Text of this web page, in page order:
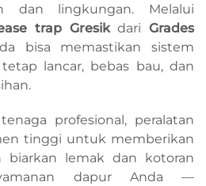
dan lingkungan. Melalui
trap GresikdariGrades
bisa memastikan sistem
lancar, bebas bau, dan
profesional, peralatan
tinggi untuk memberikan
biarkan lemak dan kotoran
dapur Anda —